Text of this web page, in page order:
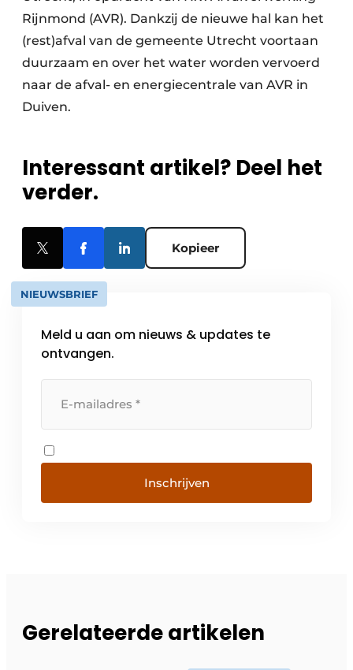
Rijnmond (AVR). Dankzij de nieuwe hal kan het
(rest)afval van de gemeente Utrecht voortaan
duurzaam en over het water worden vervoerd
naar de afval- en energiecentrale van AVR in
Duiven.
Interessant artikel? Deel het
verder.
Kopieer
NIEUWSBRIEF
Meld u aan om nieuws & updates te
ontvangen.
Inschrijven
Gerelateerde artikelen